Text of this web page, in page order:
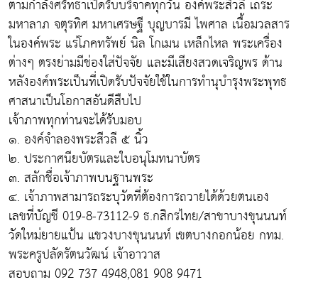
ตามกำลังศรัทธาเปิดรับบริจาคทุกวัน องค์พระสีวลี เถระ
มหาลาภ จตุรทิศ มหาเศรษฐี บุญบารมี ไพศาล เนื้อมวลสาร
ในองค์พระ แร่โภคทรัพย์ นิล โกเมน เหล็กไหล พระเครื่อง
ต่างๆ ตรงย่ามมีช่องใส่ปัจจัย และมีเสียงสวดเจริญพร ด้าน
หลังองค์พระเป็นที่เปิดรับปัจจัยใช้ในการทำนุบำรุงพระพุทธ
ศาสนาเป็นโอกาสอันดีสืบไป
เจ้าภาพทุกท่านจะได้รับมอบ
๑. องค์จำลองพระสีวลี ๕ นิ้ว
๒. ประกาศนียบัตรและใบอนุโมทนาบัตร
๓. สลักชื่อเจ้าภาพบนฐานพระ
๔. เจ้าภาพสามารถระบุวัดที่ต้องการถวายได้ด้วยตนเอง
เลขที่บัญชี 019-8-73112-9 ธ.กสิกรไทย/สาขาบางขุนนนท์
วัดใหม่ยายแป้น แขวงบางขุนนนท์ เขตบางกอกน้อย กทม.
พระครูปลัดรัตนวัฒน์ เจ้าอาวาส
สอบถาม 092 737 4948,081 908 9471